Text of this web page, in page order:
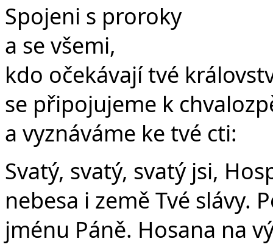
Spojeni s proroky
a se všemi,
kdo očekávají tvé
se připojujeme k
a vyznáváme ke tvé cti:
Svatý, svatý, svatý jsi,
nebesa i země Tvé slávy.
jménu Páně. Hosana na